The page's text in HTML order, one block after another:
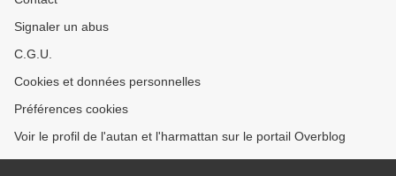
Signaler un abus
C.G.U.
Cookies et données personnelles
Préférences cookies
Voir le profil de l'autan et l'harmattan sur le portail Overblog